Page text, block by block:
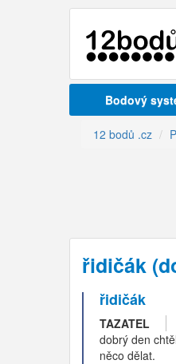
Bodový
12 bodů .cz
řidičák
řidičák
TAZATEL
dobrý den
něco dělat.